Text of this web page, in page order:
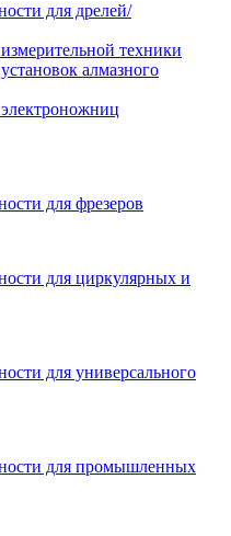
для дрелей/
техники
алмазного
для фрезеров
для циркулярных и
для универсального
для промышленных